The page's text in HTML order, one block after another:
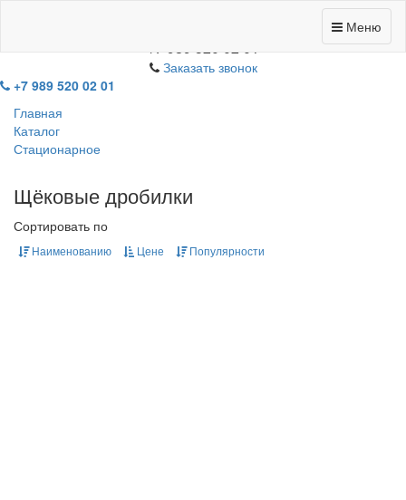
Меню
+7 989 520 02 01
Заказать звонок
+7 989 520 02 01
Главная
Каталог
Стационарное
Щёковые дробилки
Сортировать по
Наименованию Цене Популярности